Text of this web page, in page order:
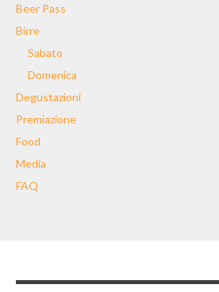
Beer Pass
Birre
Sabato
Domenica
Degustazioni
Premiazione
Food
Media
FAQ